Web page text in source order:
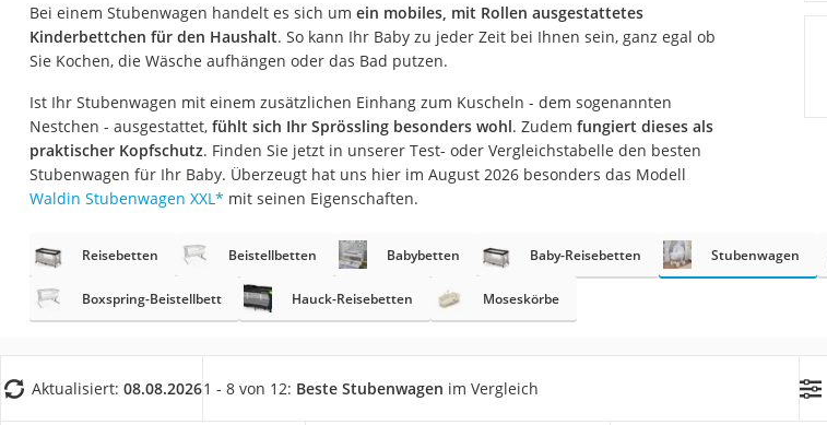
Laufrad
Kinderschubkarre
Kinderuhr
Babyphone
Treppenschutzgitter
Kinderroller 3 Räder
Ferngesteuertes Auto
Barfußschuhe Kinder
Bei einem Stubenwagen handelt es sich um ein mobiles, mit Rollen ausgestattetes
Kinderbettchen für den Haushalt. So kann Ihr Baby zu jeder Zeit bei Ihnen sein, ganz egal ob
Sie Kochen, die Wäsche aufhängen oder das Bad putzen.
Ist Ihr Stubenwagen mit einem zusätzlichen Einhang zum Kuscheln - dem sogenannten
Nestchen - ausgestattet, fühlt sich Ihr Sprössling besonders wohl. Zudem fungiert dieses als
praktischer Kopfschutz. Finden Sie jetzt in unserer Test- oder Vergleichstabelle den besten
Stubenwagen für Ihr Baby. Überzeugt hat uns hier im August 2026 besonders das Modell
Waldin Stubenwagen XXL* mit seinen Eigenschaften.
Reisebetten Beistellbetten Babybetten Baby-Reisebetten Stubenwagen
Boxspring-Beistellbett Hauck-Reisebetten Moseskörbe
Aktualisiert: 08.08.20261 - 8 von 12: Beste Stubenwagen im Vergleich